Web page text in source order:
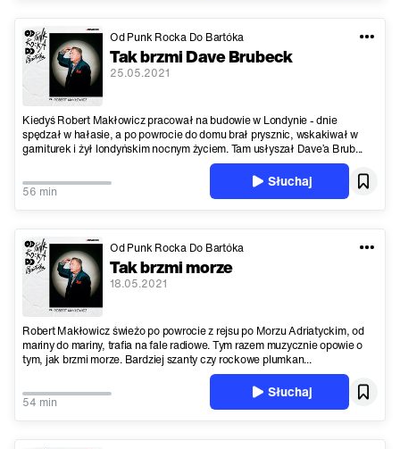
Od Punk Rocka Do Bartóka
Tak brzmi Dave Brubeck
25.05.2021
Kiedyś Robert Makłowicz pracował na budowie w Londynie - dnie
spędzał w hałasie, a po powrocie do domu brał prysznic, wskakiwał w
garniturek i żył londyńskim nocnym życiem. Tam usłyszał Dave’a Brub...
56 min
Słuchaj
Od Punk Rocka Do Bartóka
Tak brzmi morze
18.05.2021
Robert Makłowicz świeżo po powrocie z rejsu po Morzu Adriatyckim, od
mariny do mariny, trafia na fale radiowe. Tym razem muzycznie opowie o
tym, jak brzmi morze. Bardziej szanty czy rockowe plumkan...
54 min
Słuchaj